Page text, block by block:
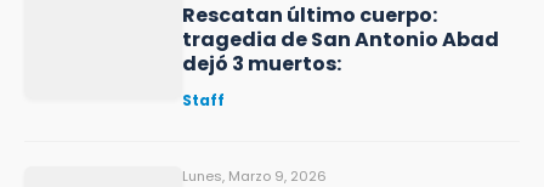
Rescatan último cuerpo:
tragedia de San Antonio Abad
dejó 3 muertos:
Staff
Lunes, Marzo 9, 2026